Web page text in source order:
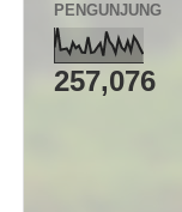
PENGUNJUNG
257,076